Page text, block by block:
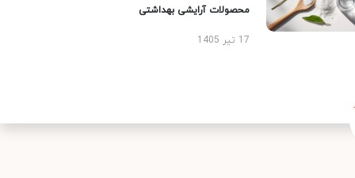
محصولات آرایشی بهداشتی
17 تیر 1405